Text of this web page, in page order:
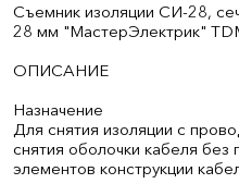
Съемник изоляции СИ-28,
28 мм "МастерЭлектрик"
ОПИСАНИЕ
Назначение
Для снятия изоляции с
снятия оболочки кабеля
элементов конструкции